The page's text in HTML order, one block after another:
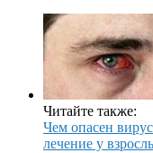
Читайте также:
Чем опасен
лечение у